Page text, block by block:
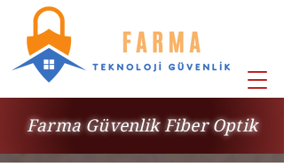
Farma Güvenlik Fiber Optik